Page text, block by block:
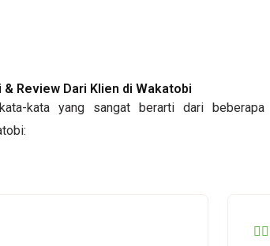
Review Dari Klien di Wakatobi
kata yang sangat berarti dari beberapa
 